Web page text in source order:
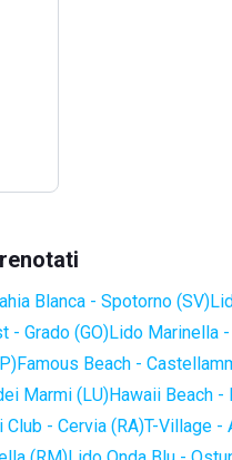
Blanca - Spotorno (SV)
- Grado (GO)Lido Marinella
Famous Beach -
Marmi (LU)Hawaii Beach -
Club - Cervia (RA)T-Village -